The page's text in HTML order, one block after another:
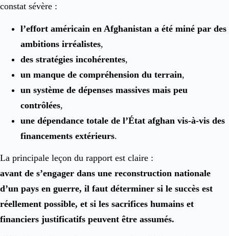
constat sévère :
l’effort américain en Afghanistan a été miné par des
ambitions irréalistes,
des stratégies incohérentes,
un manque de compréhension du terrain,
un système de dépenses massives mais peu
contrôlées,
une dépendance totale de l’État afghan vis-à-vis des
financements extérieurs.
La principale leçon du rapport est claire :
avant de s’engager dans une reconstruction nationale
d’un pays en guerre, il faut déterminer si le succès est
réellement possible, et si les sacrifices humains et
financiers justificatifs peuvent être assumés.